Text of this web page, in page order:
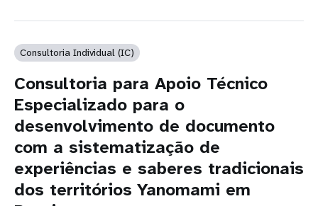
Consultoria Individual (IC)
Consultoria para Apoio Técnico
Especializado para o
desenvolvimento de documento
com a sistematização de
experiências e saberes tradicionais
dos territórios Yanomami em